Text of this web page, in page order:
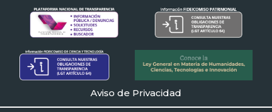
Aviso de Privacidad